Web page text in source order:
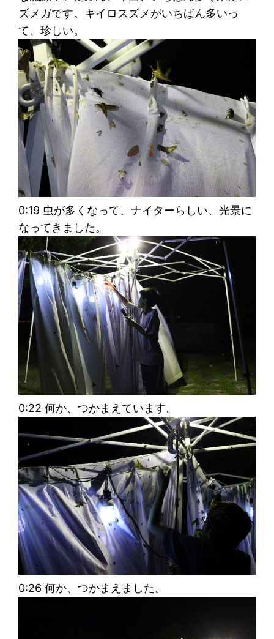
ズメガです。キイロスズメがいちばん多いっ
て、珍しい。
0:19 虫が多くなって、ナイターらしい、光景に
なってきました。
0:22 何か、つかまえています。
0:26 何か、つかまえました。